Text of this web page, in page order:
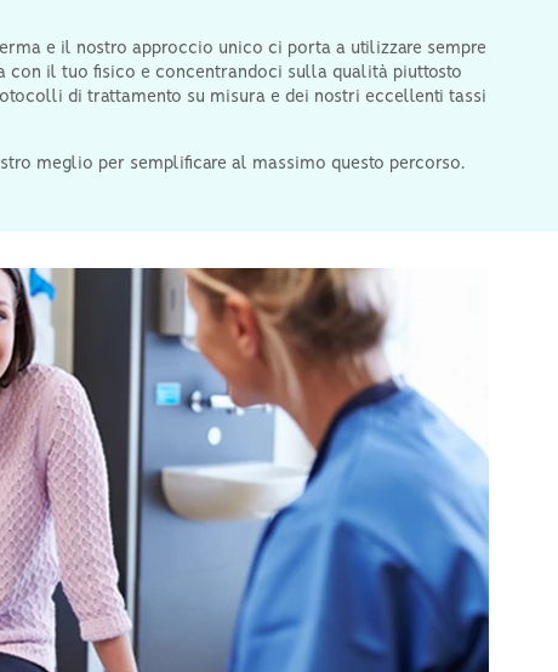
e il nostro approccio unico ci porta a utilizzare sempre
con il tuo fisico e concentrandoci sulla qualità piuttosto
di trattamento su misura e dei nostri eccellenti tassi
meglio per semplificare al massimo questo percorso.